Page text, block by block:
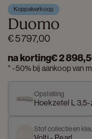
Koppelverkoop
Duomo
€ 5 797,00
na korting€ 2
*-50% bij aankoop van
Opstelling
Hoekzetel L
Stof collectie en